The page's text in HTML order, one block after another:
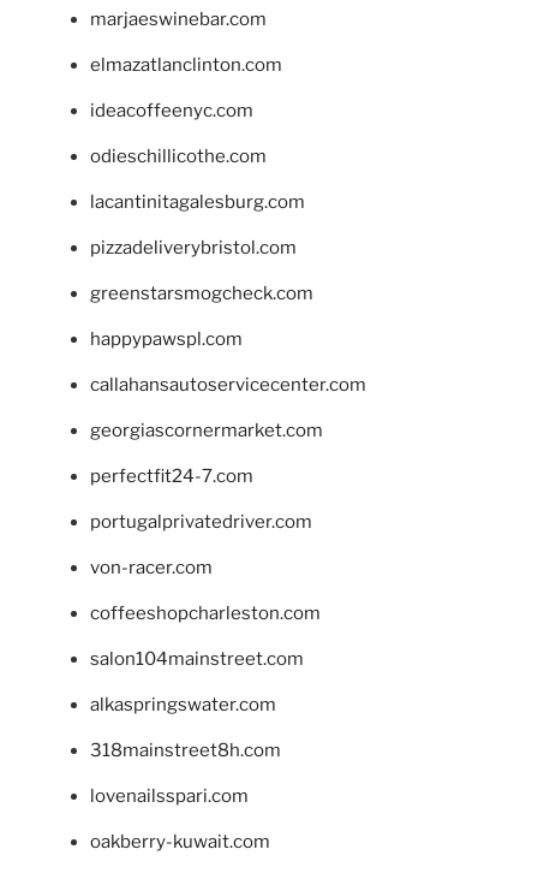
marjaeswinebar.com
elmazatlanclinton.com
ideacoffeenyc.com
odieschillicothe.com
lacantinitagalesburg.com
pizzadeliverybristol.com
greenstarsmogcheck.com
happypawspl.com
callahansautoservicecenter.com
georgiascornermarket.com
perfectfit24-7.com
portugalprivatedriver.com
von-racer.com
coffeeshopcharleston.com
salon104mainstreet.com
alkaspringswater.com
318mainstreet8h.com
lovenailsspari.com
oakberry-kuwait.com